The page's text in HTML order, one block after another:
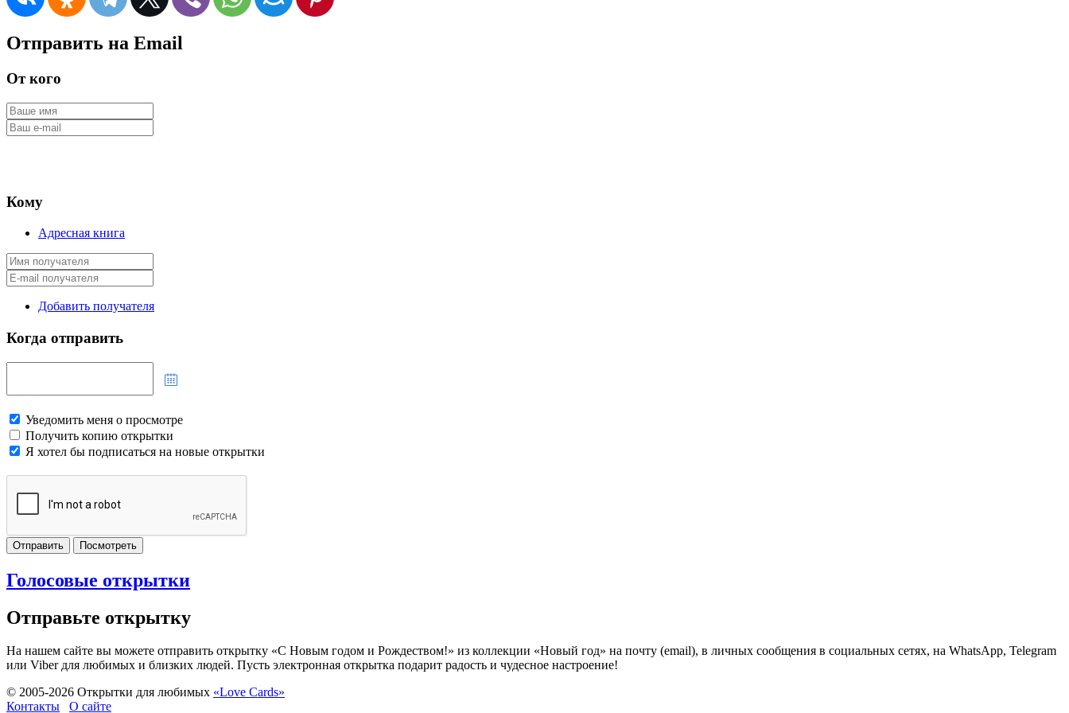
Отправить на Email
От кого
Кому
Адресная книга
Добавить получателя
Когда отправить
Уведомить меня о просмотре
Получить копию открытки
Я хотел бы подписаться на новые открытки
Отправить Посмотреть
Голосовые открытки
Отправьте открытку
На нашем сайте вы можете отправить открытку «С Новым годом и Рождеством!» из коллекции «Новый год» на почту (email), в личных сообщения в социальных сетях, на WhatsApp, Telegram
или Viber для любимых и близких людей. Пусть электронная открытка подарит радость и чудесное настроение!
© 2005-2026 Открытки для любимых «Love Cards»
Контакты
О сайте